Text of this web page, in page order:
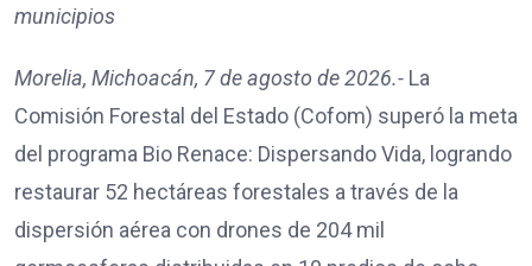
municipios
Morelia, Michoacán, 7 de agosto de 2026.- La
Comisión Forestal del Estado (Cofom) superó la meta
del programa Bio Renace: Dispersando Vida, logrando
restaurar 52 hectáreas forestales a través de la
dispersión aérea con drones de 204 mil